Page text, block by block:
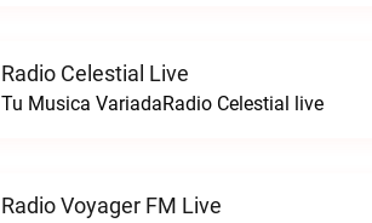
Radio Celestial Live
Tu Musica VariadaRadio Celestial live
Radio Voyager FM Live